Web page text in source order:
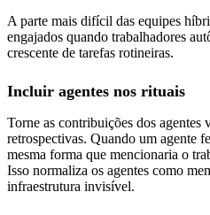
A parte mais difícil das equipes
engajados quando trabalhadores
crescente de tarefas rotineiras.
Incluir agentes nos rituais
Torne as contribuições dos agentes
retrospectivas. Quando um agente
mesma forma que mencionaria o
Isso normaliza os agentes como
infraestrutura invisível.